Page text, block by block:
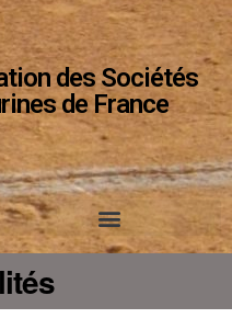
des Sociétés
de France